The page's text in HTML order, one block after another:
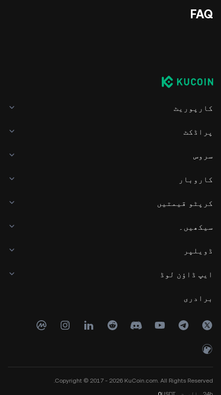
FAQ
کارپوریٹ
پراڈکٹ
سروس
کاروبار
کرپٹو قیمتیں
سیکھیں۔
ڈویلپر
ایپ ڈاؤن لوڈ
برادری
Copyright © 2017 - 2026 KuCoin.com. All Rights Reserved.